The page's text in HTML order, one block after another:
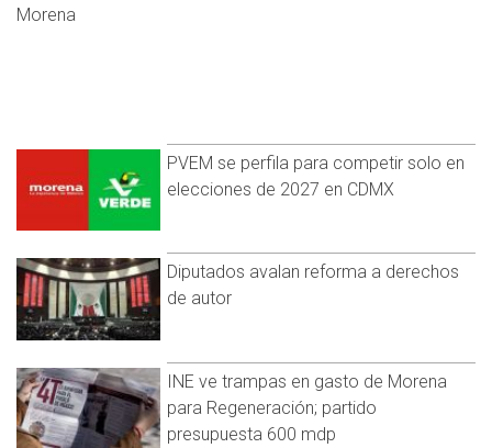
Morena
PVEM se perfila para competir solo en
elecciones de 2027 en CDMX
Diputados avalan reforma a derechos
de autor
INE ve trampas en gasto de Morena
para Regeneración; partido
presupuesta 600 mdp